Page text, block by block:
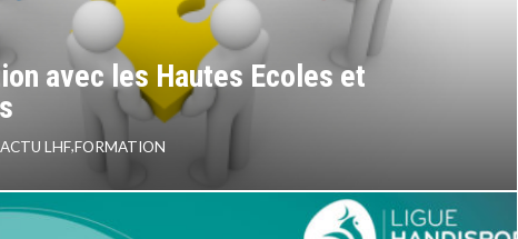
avec les Hautes Ecoles et
ACTU LHF,FORMATION